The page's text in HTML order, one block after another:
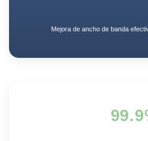
Mejora de ancho de banda